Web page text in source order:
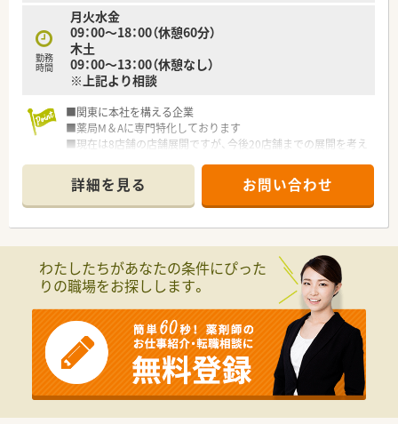
勤務
時間
月火水金
09：00～18：00（休憩60分）
木土
09：00～13：00（休憩なし）
※上記より相談
■関東に本社を構える企業
■薬局M＆Aに専門特化しております
■現在は8店舗の店舗展開ですが、今後20店舗までの展開を考え
詳細を見る お問い合わせ
わたしたちがあなたの条件にぴった
りの職場をお探しします。